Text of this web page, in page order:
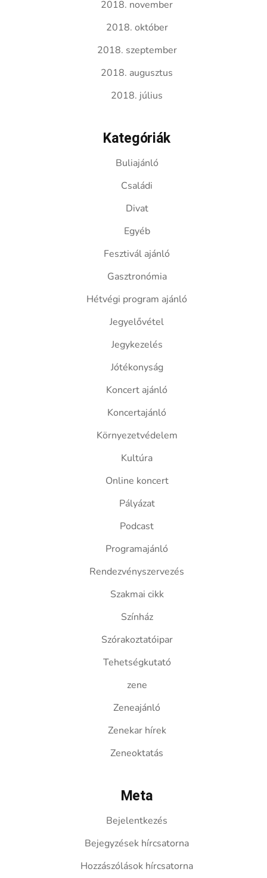
2018. november
2018. október
2018. szeptember
2018. augusztus
2018. július
Kategóriák
Buliajánló
Családi
Divat
Egyéb
Fesztivál ajánló
Gasztronómia
Hétvégi program ajánló
Jegyelővétel
Jegykezelés
Jótékonyság
Koncert ajánló
Koncertajánló
Környezetvédelem
Kultúra
Online koncert
Pályázat
Podcast
Programajánló
Rendezvényszervezés
Szakmai cikk
Színház
Szórakoztatóipar
Tehetségkutató
zene
Zeneajánló
Zenekar hírek
Zeneoktatás
Meta
Bejelentkezés
Bejegyzések hírcsatorna
Hozzászólások hírcsatorna